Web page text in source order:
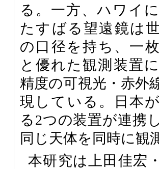
る。一方、ハワイ
たすばる望遠鏡は
の口径を持ち、一
と優れた観測装置
精度の可視光・赤外
現している。日本
る2つの装置が連携
同じ天体を同時に観
本研究は上田佳宏